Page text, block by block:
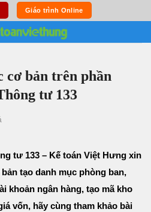
Giáo trình Online
cơ bản trên phần
tư 133
tư 133 – Kế toán Việt Hưng xin
tạo danh mục phòng ban,
khoản ngân hàng, tạo mã kho
vốn, hãy cùng tham khảo bài